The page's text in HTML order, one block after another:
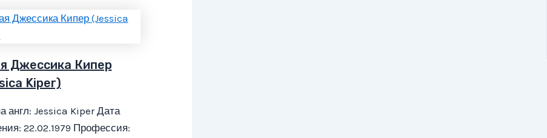
Джессика Кипер
Kiper)
англ: Jessica Kiper Дата
22.02.1979 Профессия: